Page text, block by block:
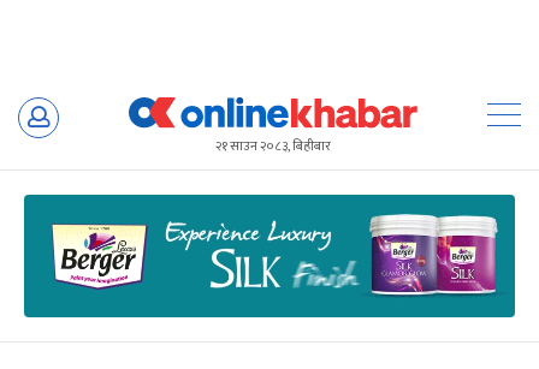
Skip
२१ साउन २०८३, बिहीबार